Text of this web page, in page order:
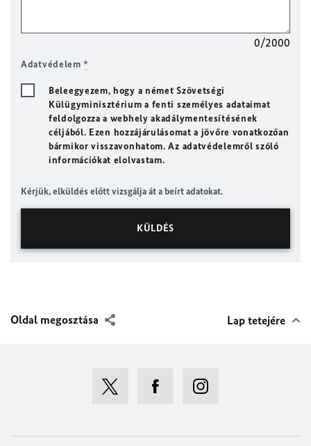
0/2000
Adatvédelem*
Beleegyezem, hogy a német Szövetségi
Külügyminisztérium a fenti személyes adataimat
feldolgozza a webhely akadálymentesítésének
céljából. Ezen hozzájárulásomat a jövőre vonatkozóan
bármikor visszavonhatom. Az adatvédelemről szóló
információkat elolvastam.
Kérjük, elküldés előtt vizsgálja át a beírt adatokat.
Oldal megosztása Lap tetejére